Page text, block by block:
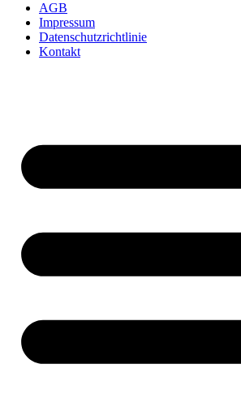
AGB
Impressum
Datenschutzrichtlinie
Kontakt